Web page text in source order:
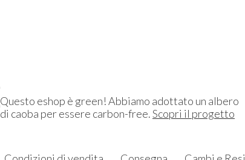
Questo eshop è green! Abbiamo adottato un albero
di caoba per essere carbon-free.Scopri il progetto